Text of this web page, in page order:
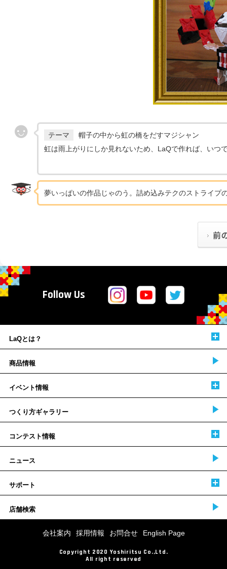
テーマ
帽子の中から虹の橋をだすマジシャン
虹は雨上がりにしか見れないため、LaQで作れば、いつ
夢いっぱいの作品じゃのう。詰め込みテクのストライプ
Follow Us
LaQとは？
商品情報
イベント情報
つくり方ギャラリー
コンテスト情報
ニュース
サポート
店舗検索
会社案内 採用情報 お問合せ English Page
Copyright 2020 Yoshiritsu Co.,Ltd.
All right reserved